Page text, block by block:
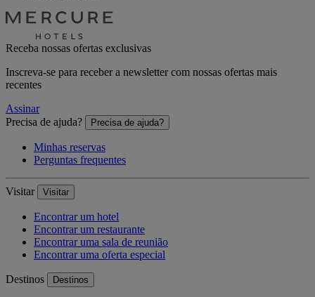
Receba nossas ofertas exclusivas
Inscreva-se para receber a newsletter com nossas ofertas mais
recentes
Assinar
Precisa de ajuda?
Precisa de ajuda?
Minhas reservas
Perguntas frequentes
Visitar Visitar
Encontrar um hotel
Encontrar um restaurante
Encontrar uma sala de reunião
Encontrar uma oferta especial
Destinos Destinos